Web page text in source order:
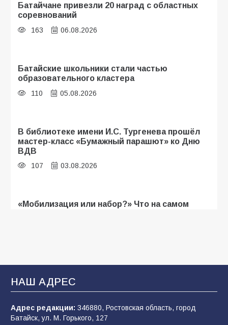
Батайчане привезли 20 наград с областных
соревнований
163 06.08.2026
Батайские школьники стали частью
образовательного кластера
110 05.08.2026
В библиотеке имени И.С. Тургенева прошёл
мастер-класс «Бумажный парашют» ко Дню
ВДВ
107 03.08.2026
«Мобилизация или набор?» Что на самом
В Батайске продолжаются дорожные работы
100 04.08.2026
НАШ АДРЕС
Адрес редакции: 346880, Ростовская область, город
Батайск, ул. М. Горького, 127